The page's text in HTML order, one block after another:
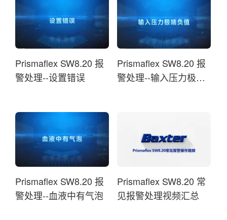
Prismaflex SW8.20 报
警处理--设置错误
Prismaflex SW8.20 报
警处理--输入压力极端
Prismaflex SW8.20 报
警处理--血液中有气泡
Prismaflex SW8.20 常
见报警处理视频汇总